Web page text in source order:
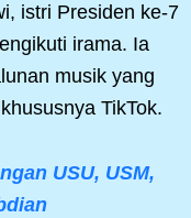
istri Presiden ke-7
irama. Ia
musik yang
TikTok.
USU, USM,